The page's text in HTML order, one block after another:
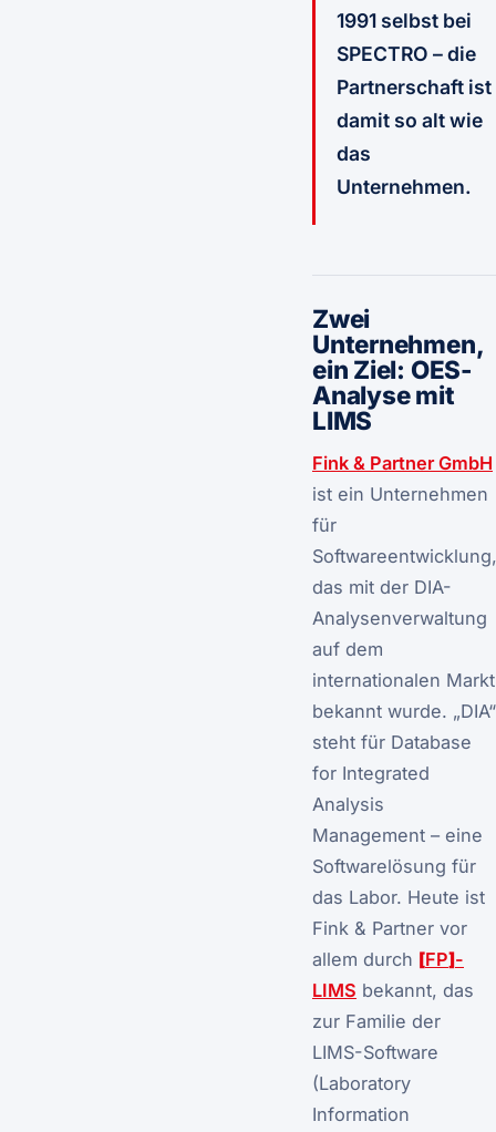
1991 selbst bei
SPECTRO – die
Partnerschaft ist
damit so alt wie
das
Unternehmen.
Zwei
Unternehmen,
ein Ziel: OES-
Analyse mit
LIMS
Fink & Partner GmbH
ist ein Unternehmen
für
Softwareentwicklung,
das mit der DIA-
Analysenverwaltung
auf dem
internationalen Markt
bekannt wurde. „DIA“
steht für Database
for Integrated
Analysis
Management – eine
Softwarelösung für
das Labor. Heute ist
Fink & Partner vor
allem durch [FP]-
LIMS bekannt, das
zur Familie der
LIMS-Software
(Laboratory
Information